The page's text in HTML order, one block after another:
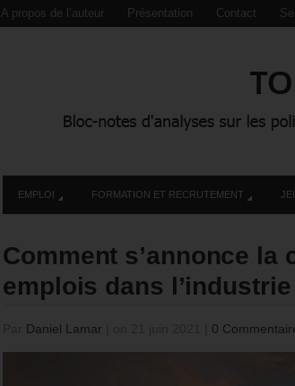
A propos de l’auteur Présentation Contact
EMPLOI FORMATION ET RECRUTEMENT
Comment s’annonce la
emplois dans
Daniel Lamar 0